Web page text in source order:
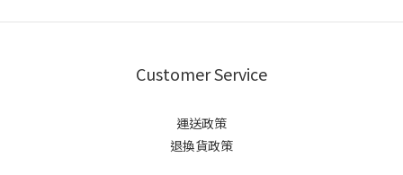
Customer Service
運送政策
退換貨政策